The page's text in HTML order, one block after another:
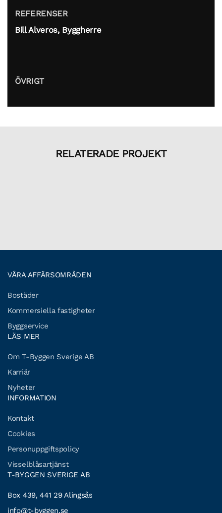
REFERENSER
Bill Alveros, Byggherre
ÖVRIGT
RELATERADE PROJEKT
VÅRA AFFÄRSOMRÅDEN
Bostäder
Kommersiella fastigheter
Byggservice
LÄS MER
Om T-Byggen Sverige AB
Karriär
Nyheter
INFORMATION
Kontakt
Cookies
Personuppgiftspolicy
Visselblåsartjänst
T-BYGGEN SVERIGE AB
Box 439, 441 29 Alingsås
info@t-byggen.se